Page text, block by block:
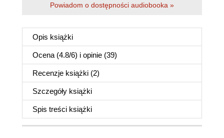
Powiadom o dostępności audiobooka »
Opis książki
Ocena (4.8/6) i opinie (39)
Recenzje książki (2)
Szczegóły książki
Spis treści książki